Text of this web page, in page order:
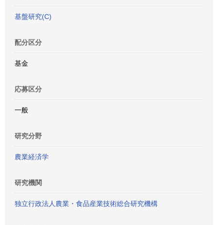
基盤研究(C)
配分区分
基金
応募区分
一般
研究分野
農業経済学
研究機関
独立行政法人農業・食品産業技術総合研究機構